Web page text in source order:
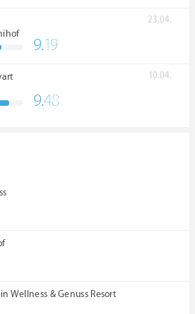
23.04.
9.19
10.04.
9.48
Wellness & Genuss Resort